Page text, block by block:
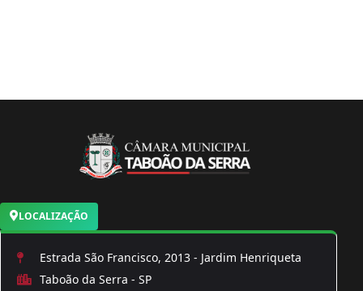
LOCALIZAÇÃO
Estrada São Francisco, 2013 - Jardim Henriqueta
Taboão da Serra - SP